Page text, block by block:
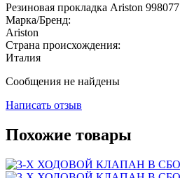
Резиновая прокладка Ariston 998077
Марка/Бренд:
Ariston
Страна происхождения:
Италия
Сообщения не найдены
Написать отзыв
Похожие товары